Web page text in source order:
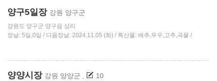
양구5일장 강원 양구군
강원도 양구군 양구읍 상리
장날: 5일,0일 / 다음장날: 2024.11.05 (화) / 특산물: 배추,무우,고추,곡물 /
양양시장 강원 양양군 , 10